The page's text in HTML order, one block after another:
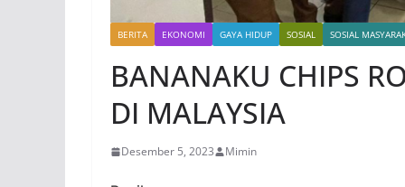
BERITA EKONOMI GAYA HIDUP SOSIAL SOSIAL
BANANAKU CHIPS
DI MALAYSIA
Desember 5, 2023 Mimin